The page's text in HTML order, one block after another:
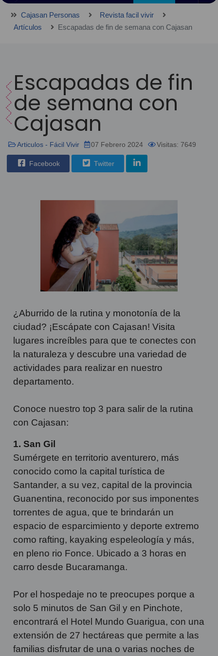
Cajasan Personas
Revista facil vivir
Artículos
Escapadas de fin de semana con Cajasan
Escapadas de fin
de semana con
Cajasan
Articulos - Fácil Vivir 07 Febrero 2024 Visitas: 7649
Facebook Twitter
¿Aburrido de la rutina y monotonía de la
ciudad? ¡Escápate con Cajasan! Visita
lugares increíbles para que te conectes con
la naturaleza y descubre una variedad de
actividades para realizar en nuestro
departamento.
Conoce nuestro top 3 para salir de la rutina
con Cajasan:
1. San Gil
Sumérgete en territorio aventurero, más
conocido como la capital turística de
Santander, a su vez, capital de la provincia
Guanentina, reconocido por sus imponentes
torrentes de agua, que te brindarán un
espacio de esparcimiento y deporte extremo
como rafting, kayaking espeleología y más,
en pleno rio Fonce. Ubicado a 3 horas en
carro desde Bucaramanga.
Por el hospedaje no te preocupes porque a
solo 5 minutos de San Gil y en Pinchote,
encontrará el Hotel Mundo Guarigua, con una
extensión de 27 hectáreas que permite a las
familias disfrutar de una o varias noches de